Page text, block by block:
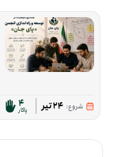
شروع: 24 تیر 4
پاکار